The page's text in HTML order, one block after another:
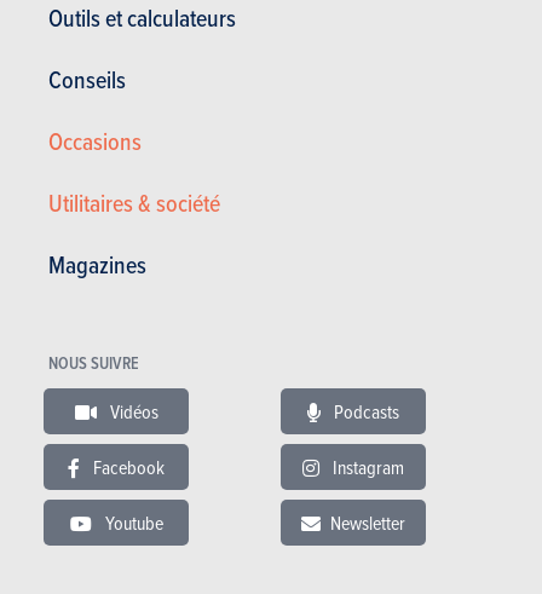
Outils et calculateurs
Conseils
Occasions
Utilitaires & société
Magazines
NOUS SUIVRE
Vidéos Podcasts
Facebook Instagram
Youtube Newsletter
11.900 €
08/2020
84 Ch
Co2 : 122g